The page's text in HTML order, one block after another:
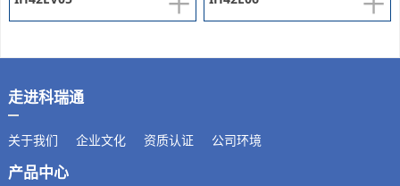
走进科瑞通
关于我们 企业文化 资质认证 公司环境
产品中心